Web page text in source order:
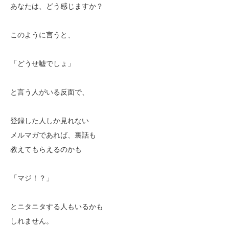
あなたは、どう感じますか？
このように言うと、
「どうせ嘘でしょ」
と言う人がいる反面で、
登録した人しか見れない
メルマガであれば、裏話も
教えてもらえるのかも
「マジ！？」
とニタニタする人もいるかも
しれません。